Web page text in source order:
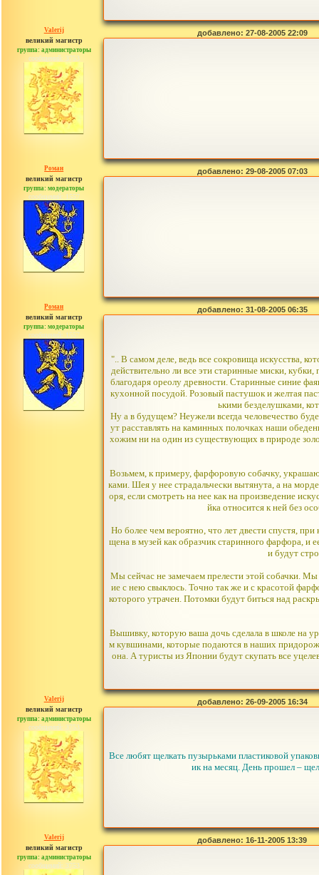
Valerij
великий магистр
группа: администраторы
сообщений: 3753
добавлено: 27-08-2005 22:09
Роман
великий магистр
группа: модераторы
сообщений: 1557
добавлено: 29-08-2005 07:03
Роман
великий магистр
группа: модераторы
сообщений: 1557
добавлено: 31-08-2005 06:35
".. В самом деле, ведь все сокровища искусства,
действительно ли все эти старинные миски,
благодаря ореолу древности. Старинные синие
кухонной посудой. Розовый пастушок и желтая
ькими безделушками,
Ну а в будущем? Неужели всегда человечество
ут расставлять на каминных полочках наши
хожим ни на один из существующих в природе
Возьмем, к примеру, фарфоровую собачку,
ками. Шея у нее страдальчески вытянута, а на
оря, если смотреть на нее как на произведение
йка относится к ней без
Но более чем вероятно, что лет двести спустя,
щена в музей как образчик старинного фарфора, и
и будут
Мы сейчас не замечаем прелести этой собачки. Мы
ие с нею свыклось. Точно так же и с красотой
которого утрачен. Потомки будут биться над
Вышивку, которую ваша дочь сделала в школе на
м кувшинами, которые подаются в наших
она. А туристы из Японии будут скупать все
Valerij
великий магистр
группа: администраторы
сообщений: 3753
добавлено: 26-09-2005 16:34
Все любят щелкать пузырьками пластиковой
ик на месяц. День прошел –
Valerij
великий магистр
группа: администраторы
сообщений: 3753
добавлено: 16-11-2005 13:39